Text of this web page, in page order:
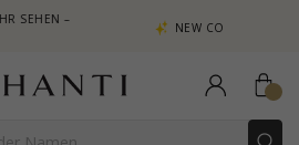
NEW COLLECTION | AURA